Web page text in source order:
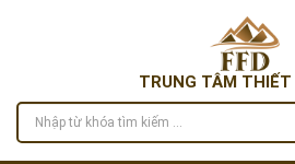
TRUNG TÂM THIẾT